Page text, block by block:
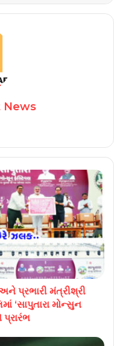
News
પ્રભારી મંત્રીશ્રી
‘સાપુતારા મોન્સુન
પ્રારંભ